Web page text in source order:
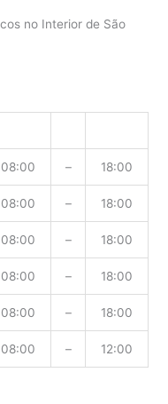
no Interior de São
08:00 – 18:00
08:00 – 18:00
08:00 – 18:00
08:00 – 18:00
08:00 – 18:00
08:00 – 12:00